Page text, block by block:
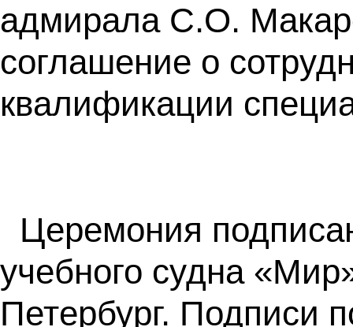
адмирала С.О.
соглашение о
квалификации
Церемония
учебного судна
Петербург. Подписи